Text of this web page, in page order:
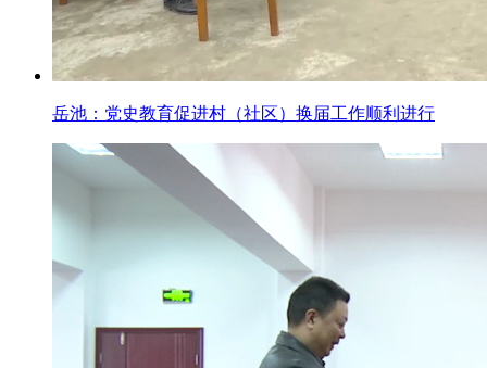
岳池：党史教育促进村（社区）换届工作顺利进行